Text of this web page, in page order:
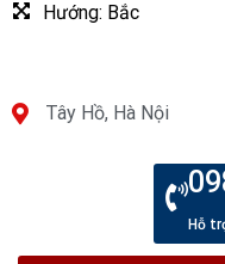
Hướng: Bắc
Tây Hồ, Hà Nội
Hỗ